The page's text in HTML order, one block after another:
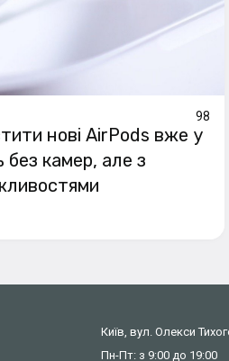
98
нові AirPods вже у
без камер, але з
Київ, вул. Олекси
Пн-Пт: з 9:00 до 19:00